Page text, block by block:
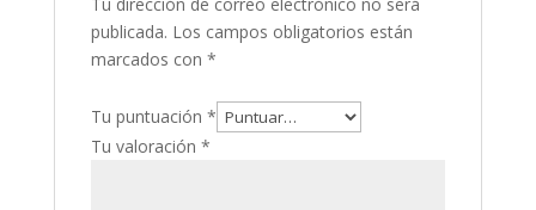
publicada. Los campos obligatorios están
marcados con *
Tu puntuación *
Tu valoración *